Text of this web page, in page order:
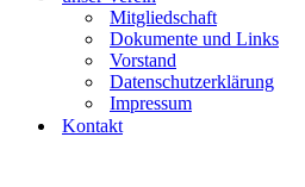
Mitgliedschaft
Dokumente und Links
Vorstand
Datenschutzerklärung
Impressum
Kontakt